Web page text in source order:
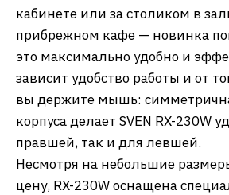
кабинете или за столиком в
прибрежном кафе — новинка
это максимально удобно и
зависит удобство работы и от
вы держите мышь:
корпуса делает SVEN RX-230W
правшей, так и для левшей.
Несмотря на небольшие
цену, RX-230W оснащена